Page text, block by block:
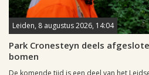
Leiden, 8 augustus 2026, 14:04
Park Cronesteyn deels
bomen
De komende tijd is een deel van het